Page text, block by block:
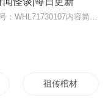
祖传棺材